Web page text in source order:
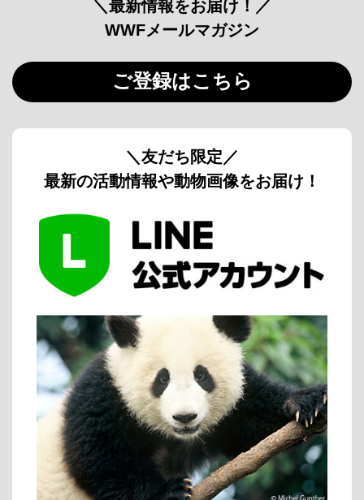
＼最新情報をお届け！／
WWFメールマガジン
ご登録はこちら
＼友だち限定／
最新の活動情報や動物画像をお届け！